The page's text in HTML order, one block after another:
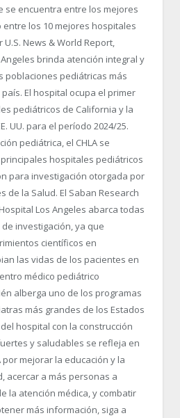
se encuentra entre los mejores
entre los 10 mejores hospitales
News & World Report,
Angeles brinda atención integral y
poblaciones pediátricas más
El hospital ocupa el primer
pediátricos de California y la
UU. para el período 2024/25.
pediátrica, el CHLA se
hospitales pediátricos
para investigación otorgada por
de la Salud. El Saban Research
Los Angeles abarca todas
investigación, ya que
científicos en
las vidas de los pacientes en
médico pediátrico
alberga uno de los programas
más grandes de los Estados
hospital con la construcción
y saludables se refleja en
por mejorar la educación y la
acercar a más personas a
la atención médica, y combatir
más información, siga a